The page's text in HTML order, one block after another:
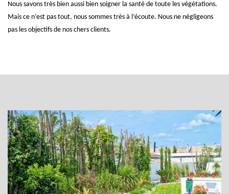
Nous savons très bien aussi bien soigner la santé de toute les végétations.
Mais ce n’est pas tout, nous sommes très à l’écoute. Nous ne négligeons
pas les objectifs de nos chers clients.